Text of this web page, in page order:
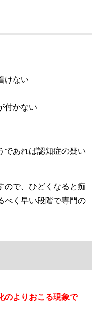
けない
付かない
あれば認知症の疑い
ので、ひどくなると痴
べく早い段階で専門の
のよりおこる現象で